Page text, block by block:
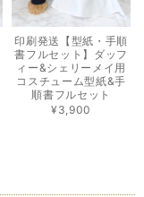
印刷発送【型紙・手順
書フルセット】ダッフ
ィー&シェリーメイ用
コスチューム型紙&手
順書フルセット
¥3,900